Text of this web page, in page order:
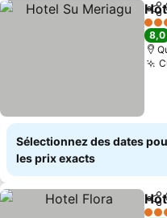
3
8,0
Sélectionnez des dates
les prix exacts